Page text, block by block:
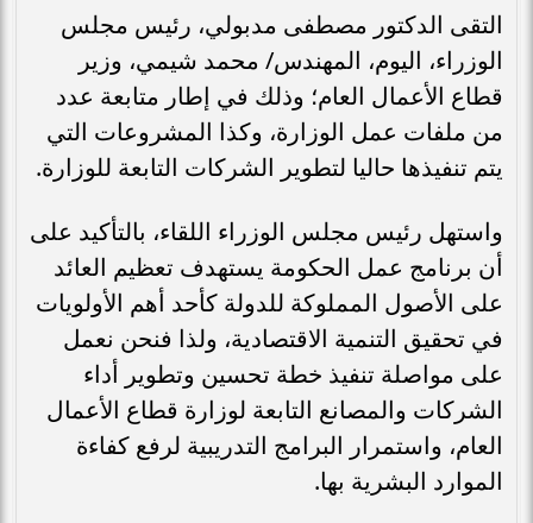
التقى الدكتور مصطفى مدبولي، رئيس مجلس
الوزراء، اليوم، المهندس/ محمد شيمي، وزير
قطاع الأعمال العام؛ وذلك في إطار متابعة عدد
من ملفات عمل الوزارة، وكذا المشروعات التي
يتم تنفيذها حاليا لتطوير الشركات التابعة للوزارة.
واستهل رئيس مجلس الوزراء اللقاء، بالتأكيد على
أن برنامج عمل الحكومة يستهدف تعظيم العائد
على الأصول المملوكة للدولة كأحد أهم الأولويات
في تحقيق التنمية الاقتصادية، ولذا فنحن نعمل
على مواصلة تنفيذ خطة تحسين وتطوير أداء
الشركات والمصانع التابعة لوزارة قطاع الأعمال
العام، واستمرار البرامج التدريبية لرفع كفاءة
الموارد البشرية بها.